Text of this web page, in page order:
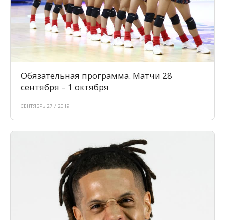
Обязательная программа. Матчи 28
сентября – 1 октября
СЕНТЯБРЬ 27 / 2019